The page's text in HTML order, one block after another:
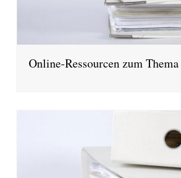
Online-Ressourcen zum